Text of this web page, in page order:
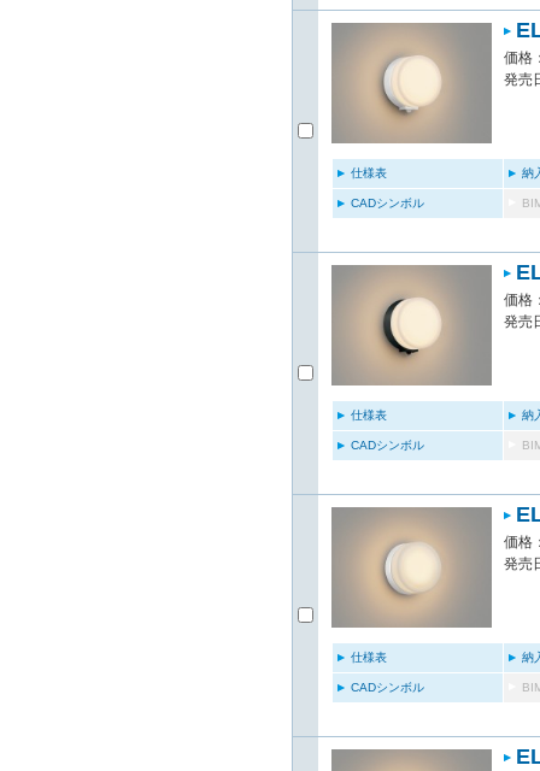
価格
発売
仕様表 納
CADシンボル
価格
発売
仕様表 納
CADシンボル
価格
発売
仕様表 納
CADシンボル